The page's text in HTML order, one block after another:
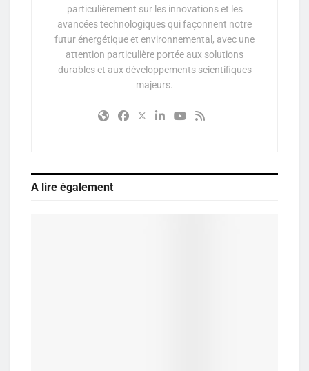
particulièrement sur les innovations et les
avancées technologiques qui façonnent notre
futur énergétique et environnemental, avec une
attention particulière portée aux solutions
durables et aux développements scientifiques
majeurs.
A lire également